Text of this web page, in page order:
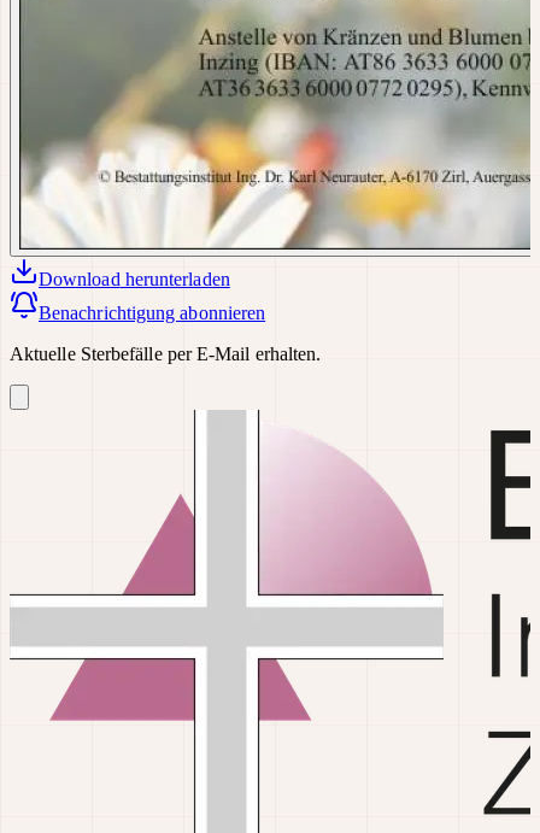
Download herunterladen
Benachrichtigung abonnieren
Aktuelle Sterbefälle per E-Mail erhalten.